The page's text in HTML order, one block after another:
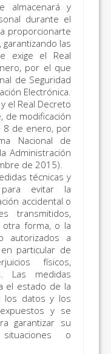
almacenará y
durante el
proporcionarte
las
exige el Real
por el que
de Seguridad
Electrónica.
el Real Decreto
de modificación
8 de enero, por
Nacional de
Administración
de 2015).
técnicas y
para evitar la
accidental o
transmitidos,
forma, o la
autorizados a
particular de
físicos,
Las medidas
el estado de la
los datos y los
y se
garantizar su
o